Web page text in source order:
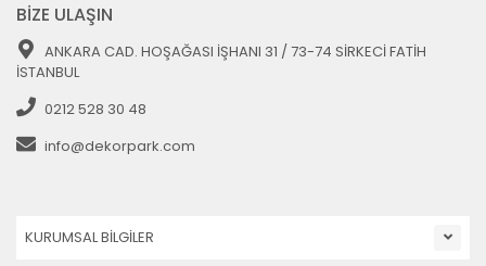
BİZE ULAŞIN
ANKARA CAD. HOŞAĞASI İŞHANI 31 / 73-74 SİRKECİ FATİH
İSTANBUL
0212 528 30 48
info@dekorpark.com
KURUMSAL BİLGİLER